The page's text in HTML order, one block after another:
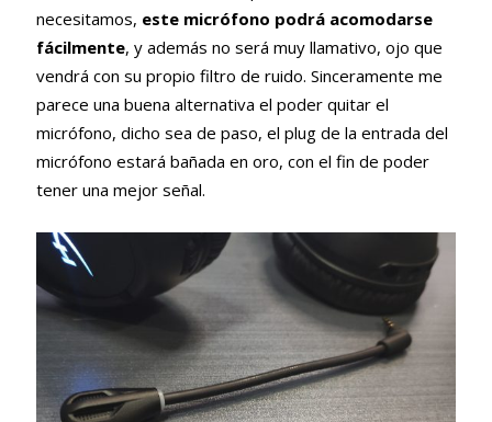
necesitamos, este micrófono podrá acomodarse
fácilmente, y además no será muy llamativo, ojo que
vendrá con su propio filtro de ruido. Sinceramente me
parece una buena alternativa el poder quitar el
micrófono, dicho sea de paso, el plug de la entrada del
micrófono estará bañada en oro, con el fin de poder
tener una mejor señal.